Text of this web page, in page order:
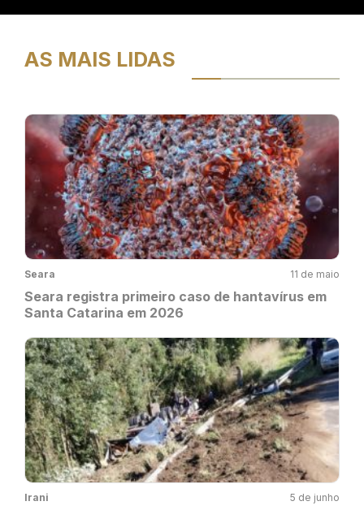
AS MAIS LIDAS
Seara 11 de maio
Seara registra primeiro caso de hantavírus em
Santa Catarina em 2026
Irani 5 de junho